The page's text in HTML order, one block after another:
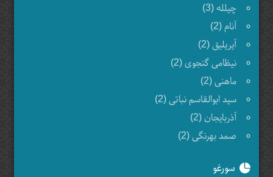
چیلله (3)
آنام (2)
آیریلیق (2)
نیظامی گنجوی (2)
ماهنی (2)
سید ابوالقاسم نباتی (2)
آذربایجان (2)
صمد بهرنگی (2)
سورغو